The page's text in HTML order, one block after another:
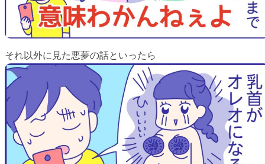
それ以外に見た悪夢の話といったら